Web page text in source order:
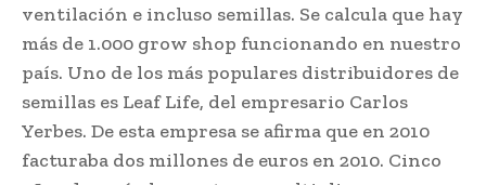
ventilación e incluso semillas. Se calcula que hay
más de 1.000 grow shop funcionando en nuestro
país. Uno de los más populares distribuidores de
semillas es Leaf Life, del empresario Carlos
Yerbes. De esta empresa se afirma que en 2010
facturaba dos millones de euros en 2010. Cinco